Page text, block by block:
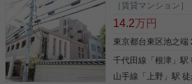
人気の谷根千エリア
ャッター雨戸、防犯
す 角部屋で2方向に
洗面所もあります お
この部屋に住んだら
してみてください
ご興味のある方はお
写真(9)
［賃貸マンション］
14.2万円
東京都台東区池之端
千代田線 「根津 」駅
山手線 「 上野 」駅